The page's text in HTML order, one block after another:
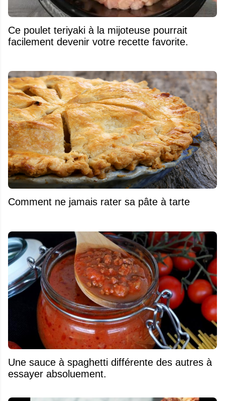
Ce poulet teriyaki à la mijoteuse pourrait
facilement devenir votre recette favorite.
Comment ne jamais rater sa pâte à tarte
Une sauce à spaghetti différente des autres à
essayer absoluement.